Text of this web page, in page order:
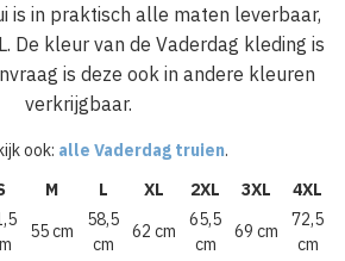
is in praktisch alle maten leverbaar,
De kleur van de Vaderdag kleding is
is deze ook in andere kleuren
verkrijgbaar.
ook: alle Vaderdag truien.
M L XL 2XL 3XL
4XL
55 cm
58,5
cm
62 cm
65,5
cm
69 cm
72,5
cm